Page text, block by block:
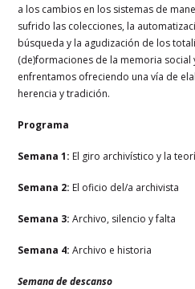
a los cambios en los sistemas de
sufrido las colecciones, la
búsqueda y la agudización de los
(de)formaciones de la memoria social
enfrentamos ofreciendo una vía de
herencia y tradición.
Programa
Semana 1: El giro archivístico y la
Semana 2: El oficio del/a archivista
Semana 3: Archivo, silencio y falta
Semana 4: Archivo e historia
Semana de descanso